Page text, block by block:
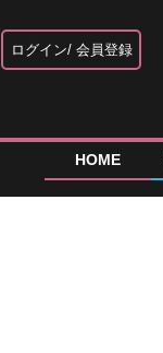
ログイン 会員登録
HOME